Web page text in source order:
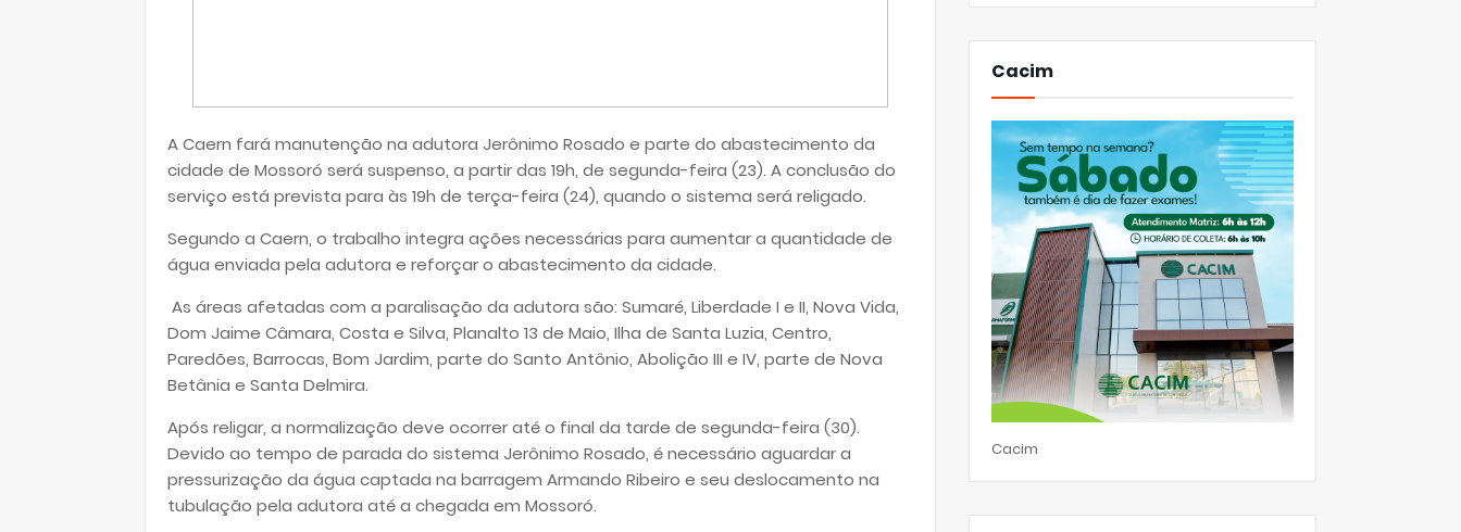
A Caern fará manutenção na adutora Jerônimo Rosado e parte do abastecimento da
cidade de Mossoró será suspenso, a partir das 19h, de segunda-feira (23). A conclusão do
serviço está prevista para às 19h de terça-feira (24), quando o sistema será religado.
Segundo a Caern, o trabalho integra ações necessárias para aumentar a quantidade de
água enviada pela adutora e reforçar o abastecimento da cidade.
As áreas afetadas com a paralisação da adutora são: Sumaré, Liberdade I e II, Nova Vida,
Dom Jaime Câmara, Costa e Silva, Planalto 13 de Maio, Ilha de Santa Luzia, Centro,
Paredões, Barrocas, Bom Jardim, parte do Santo Antônio, Abolição III e IV, parte de Nova
Betânia e Santa Delmira.
Após religar, a normalização deve ocorrer até o final da tarde de segunda-feira (30).
Devido ao tempo de parada do sistema Jerônimo Rosado, é necessário aguardar a
pressurização da água captada na barragem Armando Ribeiro e seu deslocamento na
tubulação pela adutora até a chegada em Mossoró.
Cacim
Cacim